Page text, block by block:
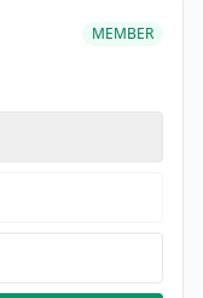
MEMBER